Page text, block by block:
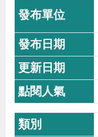
區
線
上
申
辦